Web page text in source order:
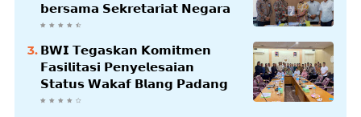
𝗯𝗲𝗿𝘀𝗮𝗺𝗮 𝗦𝗲𝗸𝗿𝗲𝘁𝗮𝗿𝗶𝗮𝘁 𝗡𝗲𝗴𝗮𝗿𝗮
𝗕𝗪𝗜 𝗧𝗲𝗴𝗮𝘀𝗸𝗮𝗻 𝗞𝗼𝗺𝗶𝘁𝗺𝗲𝗻
𝗙𝗮𝘀𝗶𝗹𝗶𝘁𝗮𝘀𝗶 𝗣𝗲𝗻𝘆𝗲𝗹𝗲𝘀𝗮𝗶𝗮𝗻
𝗦𝘁𝗮𝘁𝘂𝘀 𝗪𝗮𝗸𝗮𝗳 𝗕𝗹𝗮𝗻𝗴 𝗣𝗮𝗱𝗮𝗻𝗴